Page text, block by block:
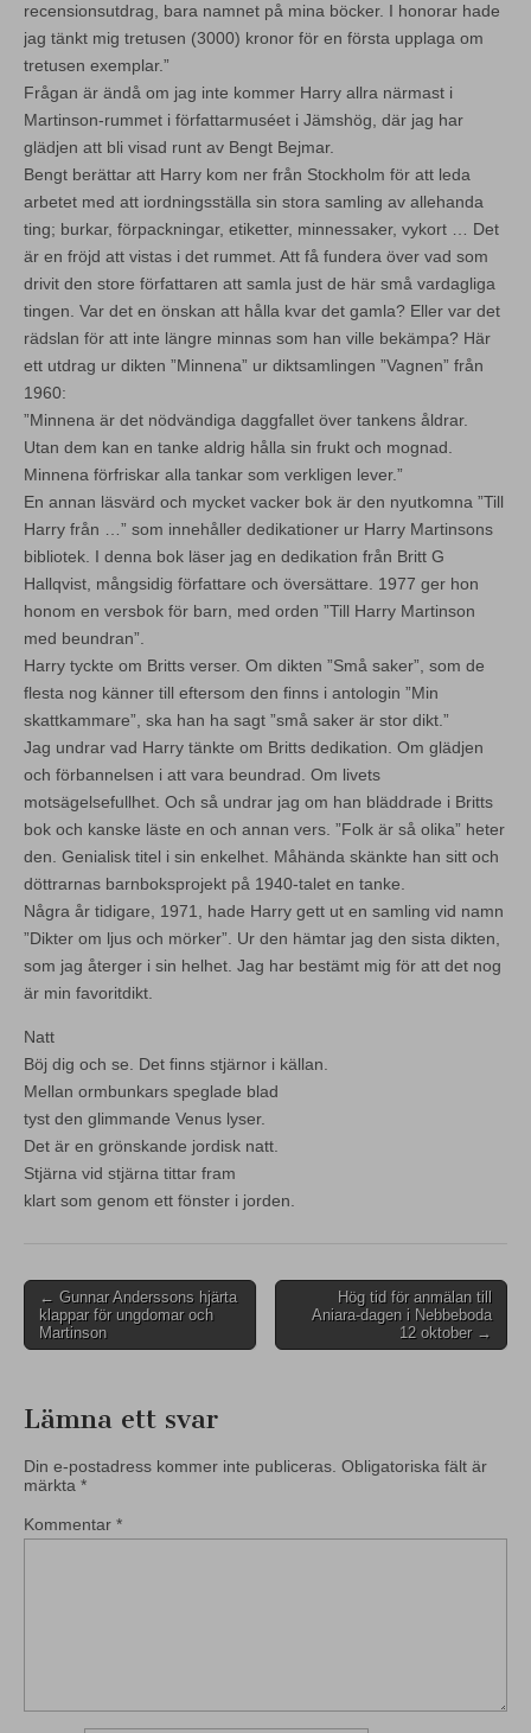
recensionsutdrag, bara namnet på mina böcker. I honorar hade
jag tänkt mig tretusen (3000) kronor för en första upplaga om
tretusen exemplar.”
Frågan är ändå om jag inte kommer Harry allra närmast i
Martinson-rummet i författarmuséet i Jämshög, där jag har
glädjen att bli visad runt av Bengt Bejmar.
Bengt berättar att Harry kom ner från Stockholm för att leda
arbetet med att iordningsställa sin stora samling av allehanda
ting; burkar, förpackningar, etiketter, minnessaker, vykort … Det
är en fröjd att vistas i det rummet. Att få fundera över vad som
drivit den store författaren att samla just de här små vardagliga
tingen. Var det en önskan att hålla kvar det gamla? Eller var det
rädslan för att inte längre minnas som han ville bekämpa? Här
ett utdrag ur dikten ”Minnena” ur diktsamlingen ”Vagnen” från
1960:
”Minnena är det nödvändiga daggfallet över tankens åldrar.
Utan dem kan en tanke aldrig hålla sin frukt och mognad.
Minnena förfriskar alla tankar som verkligen lever.”
En annan läsvärd och mycket vacker bok är den nyutkomna ”Till
Harry från …” som innehåller dedikationer ur Harry Martinsons
bibliotek. I denna bok läser jag en dedikation från Britt G
Hallqvist, mångsidig författare och översättare. 1977 ger hon
honom en versbok för barn, med orden ”Till Harry Martinson
med beundran”.
Harry tyckte om Britts verser. Om dikten ”Små saker”, som de
flesta nog känner till eftersom den finns i antologin ”Min
skattkammare”, ska han ha sagt ”små saker är stor dikt.”
Jag undrar vad Harry tänkte om Britts dedikation. Om glädjen
och förbannelsen i att vara beundrad. Om livets
motsägelsefullhet. Och så undrar jag om han bläddrade i Britts
bok och kanske läste en och annan vers. ”Folk är så olika” heter
den. Genialisk titel i sin enkelhet. Måhända skänkte han sitt och
döttrarnas barnboksprojekt på 1940-talet en tanke.
Några år tidigare, 1971, hade Harry gett ut en samling vid namn
”Dikter om ljus och mörker”. Ur den hämtar jag den sista dikten,
som jag återger i sin helhet. Jag har bestämt mig för att det nog
är min favoritdikt.
Natt
Böj dig och se. Det finns stjärnor i källan.
Mellan ormbunkars speglade blad
tyst den glimmande Venus lyser.
Det är en grönskande jordisk natt.
Stjärna vid stjärna tittar fram
klart som genom ett fönster i jorden.
Post
navigation
← Gunnar Anderssons hjärta
klappar för ungdomar och
Martinson
Hög tid för anmälan till
Aniara-dagen i Nebbeboda
12 oktober →
Lämna ett svar
Din e-postadress kommer inte publiceras. Obligatoriska fält är
märkta *
Kommentar *